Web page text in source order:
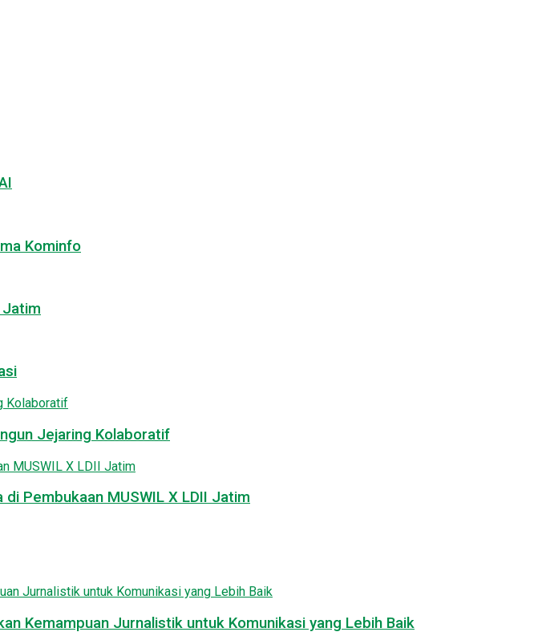
Kominfo
Jatim
Jejaring Kolaboratif
Pembukaan MUSWIL X LDII Jatim
Kemampuan Jurnalistik untuk Komunikasi yang Lebih Baik